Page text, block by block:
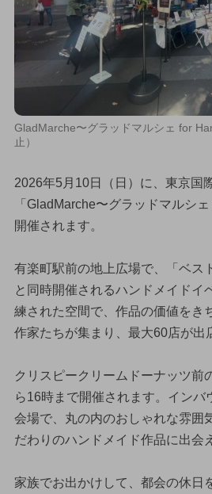
GladMarche〜グラッドマルシェ for
止）
2026年5月10日（日）に、東京国
「GladMarche〜グラッドマルシ
開催されます。
有楽町駅前の地上広場で、「ベス
と同時開催されるハンドメイドイ
練された空間で、作品の価値をき
作家たちが集まり、最大60店が出
クリスピークリームドーナッツ前
ら16時まで開催されます。インバ
会場で、丸の内のおしゃれな雰囲
だわりのハンドメイド作品に出会
家族でお出かけして、都会の休日